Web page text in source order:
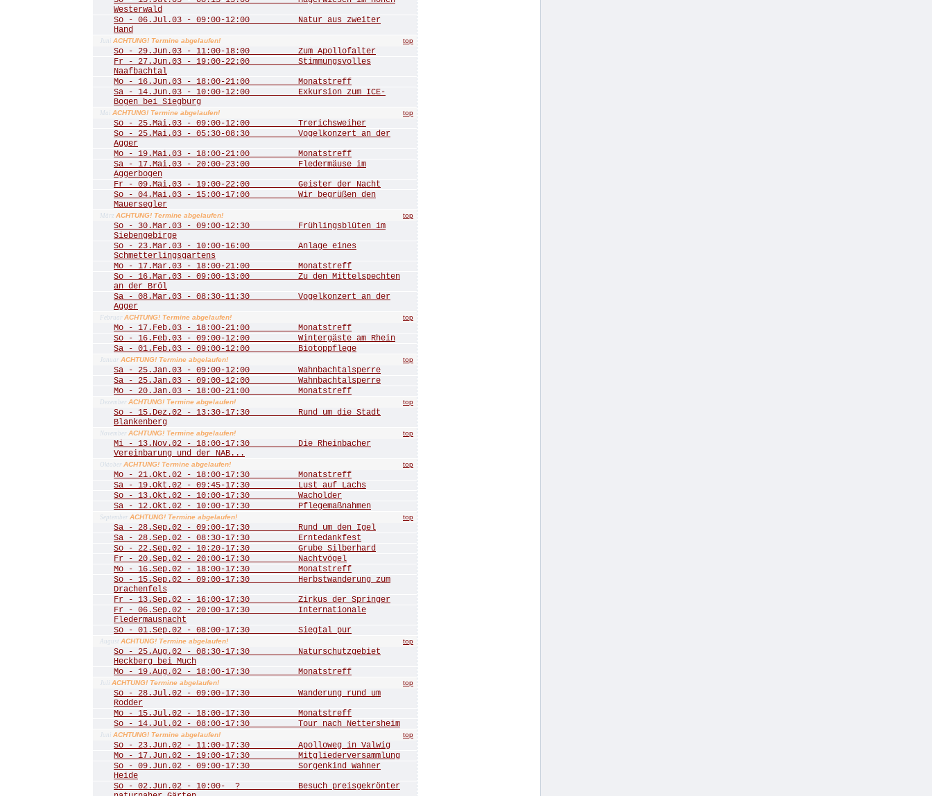
Westerwald
So - 06.Jul.03 - 09:00-12:00 Natur aus zweiter
Hand
Juni ACHTUNG! Termine abgelaufen! top
So - 29.Jun.03 - 11:00-18:00 Zum Apollofalter
Fr - 27.Jun.03 - 19:00-22:00 Stimmungsvolles
Naafbachtal
Mo - 16.Jun.03 - 18:00-21:00 Monatstreff
Sa - 14.Jun.03 - 10:00-12:00 Exkursion zum ICE-
Bogen bei Siegburg
Mai ACHTUNG! Termine abgelaufen! top
So - 25.Mai.03 - 09:00-12:00 Trerichsweiher
So - 25.Mai.03 - 05:30-08:30 Vogelkonzert an der
Agger
Mo - 19.Mai.03 - 18:00-21:00 Monatstreff
Sa - 17.Mai.03 - 20:00-23:00 Fledermäuse im
Aggerbogen
Fr - 09.Mai.03 - 19:00-22:00 Geister der Nacht
So - 04.Mai.03 - 15:00-17:00 Wir begrüßen den
Mauersegler
März ACHTUNG! Termine abgelaufen! top
So - 30.Mar.03 - 09:00-12:30 Frühlingsblüten im
Siebengebirge
So - 23.Mar.03 - 10:00-16:00 Anlage eines
Schmetterlingsgartens
Mo - 17.Mar.03 - 18:00-21:00 Monatstreff
So - 16.Mar.03 - 09:00-13:00 Zu den Mittelspechten
an der Bröl
Sa - 08.Mar.03 - 08:30-11:30 Vogelkonzert an der
Agger
Februar ACHTUNG! Termine abgelaufen! top
Mo - 17.Feb.03 - 18:00-21:00 Monatstreff
So - 16.Feb.03 - 09:00-12:00 Wintergäste am Rhein
Sa - 01.Feb.03 - 09:00-12:00 Biotoppflege
Januar ACHTUNG! Termine abgelaufen! top
Sa - 25.Jan.03 - 09:00-12:00 Wahnbachtalsperre
Sa - 25.Jan.03 - 09:00-12:00 Wahnbachtalsperre
Mo - 20.Jan.03 - 18:00-21:00 Monatstreff
Dezember ACHTUNG! Termine abgelaufen! top
So - 15.Dez.02 - 13:30-17:30 Rund um die Stadt
Blankenberg
November ACHTUNG! Termine abgelaufen! top
Mi - 13.Nov.02 - 18:00-17:30 Die Rheinbacher
Vereinbarung und der NAB...
Oktober ACHTUNG! Termine abgelaufen! top
Mo - 21.Okt.02 - 18:00-17:30 Monatstreff
Sa - 19.Okt.02 - 09:45-17:30 Lust auf Lachs
So - 13.Okt.02 - 10:00-17:30 Wacholder
Sa - 12.Okt.02 - 10:00-17:30 Pflegemaßnahmen
September ACHTUNG! Termine abgelaufen! top
Sa - 28.Sep.02 - 09:00-17:30 Rund um den Igel
Sa - 28.Sep.02 - 08:30-17:30 Erntedankfest
So - 22.Sep.02 - 10:20-17:30 Grube Silberhard
Fr - 20.Sep.02 - 20:00-17:30 Nachtvögel
Mo - 16.Sep.02 - 18:00-17:30 Monatstreff
So - 15.Sep.02 - 09:00-17:30 Herbstwanderung zum
Drachenfels
Fr - 13.Sep.02 - 16:00-17:30 Zirkus der Springer
Fr - 06.Sep.02 - 20:00-17:30 Internationale
Fledermausnacht
So - 01.Sep.02 - 08:00-17:30 Siegtal pur
August ACHTUNG! Termine abgelaufen! top
So - 25.Aug.02 - 08:30-17:30 Naturschutzgebiet
Heckberg bei Much
Mo - 19.Aug.02 - 18:00-17:30 Monatstreff
Juli ACHTUNG! Termine abgelaufen! top
So - 28.Jul.02 - 09:00-17:30 Wanderung rund um
Rodder
Mo - 15.Jul.02 - 18:00-17:30 Monatstreff
So - 14.Jul.02 - 08:00-17:30 Tour nach Nettersheim
Juni ACHTUNG! Termine abgelaufen! top
So - 23.Jun.02 - 11:00-17:30 Apolloweg in Valwig
Mo - 17.Jun.02 - 19:00-17:30 Mitgliederversammlung
So - 09.Jun.02 - 09:00-17:30 Sorgenkind Wahner
Heide
So - 02.Jun.02 - 10:00- ? Besuch preisgekrönter